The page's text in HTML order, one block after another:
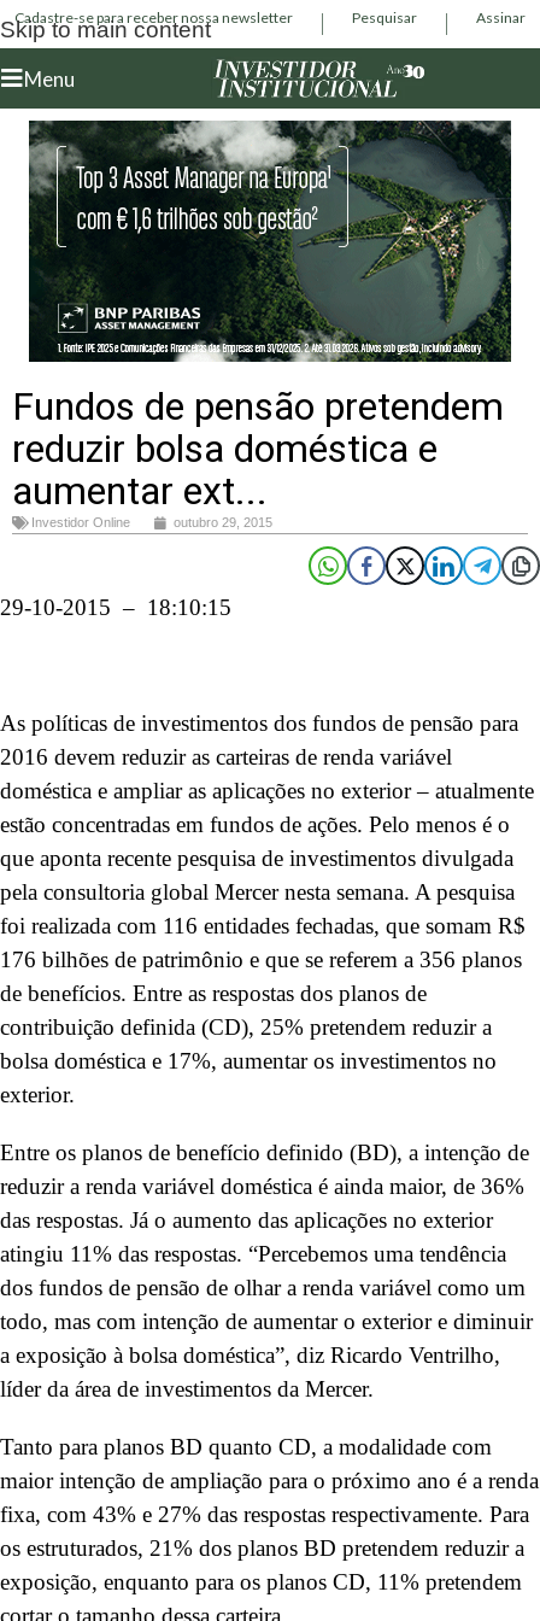
Skip to main content
Cadastre-se para receber nossa newsletter Pesquisar Assinar
Menu
Fundos de pensão pretendem
reduzir bolsa doméstica e
aumentar ext...
Investidor Online outubro 29, 2015
29-10-2015 – 18:10:15
As políticas de investimentos dos fundos de pensão para
2016 devem reduzir as carteiras de renda variável
doméstica e ampliar as aplicações no exterior – atualmente
estão concentradas em fundos de ações. Pelo menos é o
que aponta recente pesquisa de investimentos divulgada
pela consultoria global Mercer nesta semana. A pesquisa
foi realizada com 116 entidades fechadas, que somam R$
176 bilhões de patrimônio e que se referem a 356 planos
de benefícios. Entre as respostas dos planos de
contribuição definida (CD), 25% pretendem reduzir a
bolsa doméstica e 17%, aumentar os investimentos no
exterior.
Entre os planos de benefício definido (BD), a intenção de
reduzir a renda variável doméstica é ainda maior, de 36%
das respostas. Já o aumento das aplicações no exterior
atingiu 11% das respostas. “Percebemos uma tendência
dos fundos de pensão de olhar a renda variável como um
todo, mas com intenção de aumentar o exterior e diminuir
a exposição à bolsa doméstica”, diz Ricardo Ventrilho,
líder da área de investimentos da Mercer.
Tanto para planos BD quanto CD, a modalidade com
maior intenção de ampliação para o próximo ano é a renda
fixa, com 43% e 27% das respostas respectivamente. Para
os estruturados, 21% dos planos BD pretendem reduzir a
exposição, enquanto para os planos CD, 11% pretendem
cortar o tamanho dessa carteira.